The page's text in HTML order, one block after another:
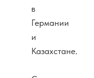
в
Германии
и
Казахстане.